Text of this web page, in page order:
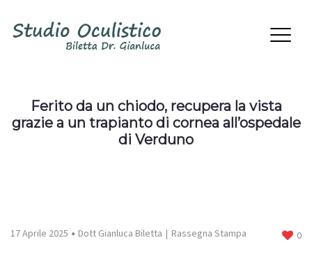
Ferito da un chiodo, recupera la vista
grazie a un trapianto di cornea all’ospedale
di Verduno
17 Aprile 2025 Dott Gianluca Biletta Rassegna Stampa 0